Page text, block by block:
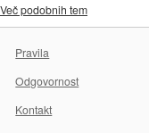
Več podobnih tem
Pravila
Odgovornost
Kontakt